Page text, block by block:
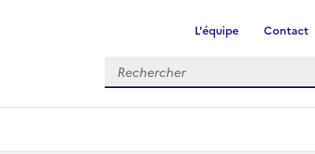
L'équipe Contact
Rechercher